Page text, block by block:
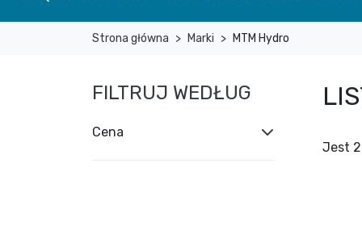
Strona główna Marki MTM Hydro
FILTRUJ WEDŁUG
Cena
Jest